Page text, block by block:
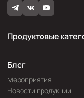
Продуктовые
Блог
Мероприятия
Новости продукции